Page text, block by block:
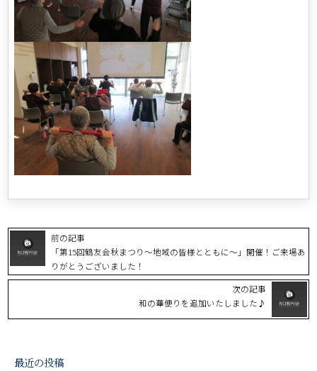
前の記事
「第15回鶴友会秋まつり～地域の皆様とともに～」開催！ご来場あ
りがとうございました！
次の記事
和の華便りを追加いたしました♪
最近の投稿